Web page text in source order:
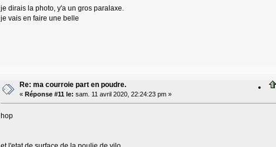
je dirais la photo, y'a un gros paralaxe.
je vais en faire une belle
Re: ma courroie part en poudre.
« Réponse #11 le: sam. 11 avril 2020, 22:24:23 pm »
hop